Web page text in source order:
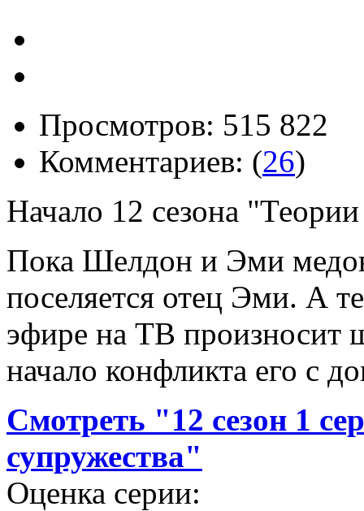
Просмотров: 515 822
Комментариев: (26)
Начало 12 сезона
Пока Шелдон и Эми
поселяется отец Эми. А
эфире на ТВ произносит
начало конфликта его с
Смотреть "12 сезон 1
супружества"
Оценка серии: